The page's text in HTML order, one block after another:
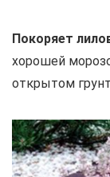
Покоряет
хорошей
открытом